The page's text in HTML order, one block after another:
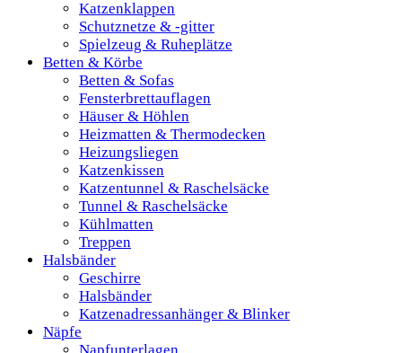
Katzenklappen
Schutznetze & -gitter
Spielzeug & Ruheplätze
Betten & Körbe
Betten & Sofas
Fensterbrettauflagen
Häuser & Höhlen
Heizmatten & Thermodecken
Heizungsliegen
Katzenkissen
Katzentunnel & Raschelsäcke
Tunnel & Raschelsäcke
Kühlmatten
Treppen
Halsbänder
Geschirre
Halsbänder
Katzenadressanhänger & Blinker
Näpfe
Napfunterlagen